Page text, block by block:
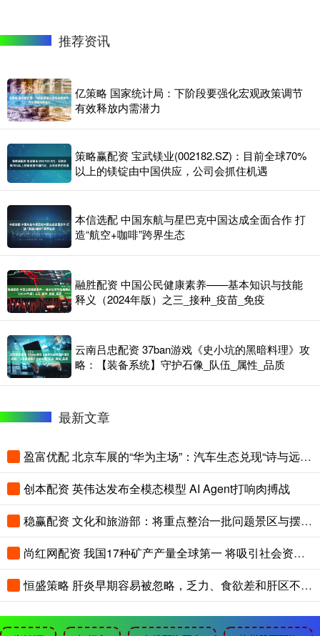
推荐资讯
亿策略 国家统计局：下阶段要强化宏观政策调节
有效释放内需潜力
策略赢配资 宝武镁业(002182.SZ)：目前全球70%
以上的镁锭由中国供应，公司会抓住机遇
本信选配 中国东航与星巴克中国达成全面合作 打
造“航空+咖啡”跨界生态
融胜配资 中国公民健康素养——基本知识与技能
释义（2024年版）之三_接种_疫苗_免疫
云南吕忠配资 37ban游戏《史小坑的黑暗料理》攻
略：【装备系统】守护石像_队伍_属性_品质
最新文章
盈富优配 北京车展的“华为主场”：汽车生态兑现“诗与远方”
创本配资 英伟达发布全模态模型 AI Agent打响肉搏战
稳赢配资 文化和旅游部：将重点整治一批问题景区与摆渡车
尚红网配资 我国17种矿产产量全球第一 将吸引社会资本参与找矿
恒盛策略 肝炎早期容易被忽略，乏力、食欲差和肝区不适别轻看